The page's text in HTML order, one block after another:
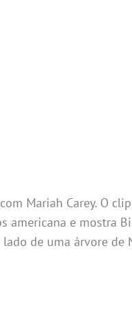
Mariah Carey. O
americana e mostra
de uma árvore de